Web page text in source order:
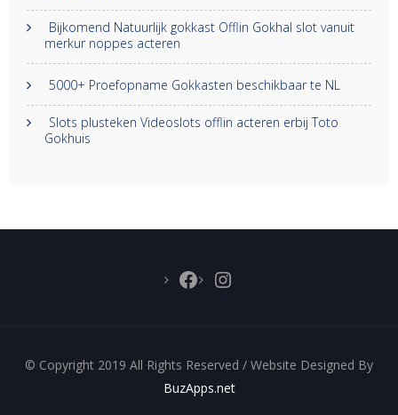
Bijkomend Natuurlijk gokkast Offlin Gokhal slot vanuit
merkur noppes acteren
5000+ Proefopname Gokkasten beschikbaar te NL
Slots plusteken Videoslots offlin acteren erbij Toto
Gokhuis
Facebook
Instagram
© Copyright 2019 All Rights Reserved / Website Designed By
BuzApps.net